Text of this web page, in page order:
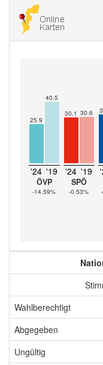
25.9
40.5
'24 '19
ÖVP
-14.59%
30.1 30.6
'24 '19
SPÖ
-0.53%
Wahlberechtigt
Abgegeben
Ungültig